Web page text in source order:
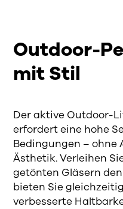
Outdoor-
mit Stil
Der aktive Outdoor-
erfordert eine hohe
Bedingungen – ohne
Ästhetik.Verleihen
getönten Gläsern
bieten Siegleichzeitig
verbesserte